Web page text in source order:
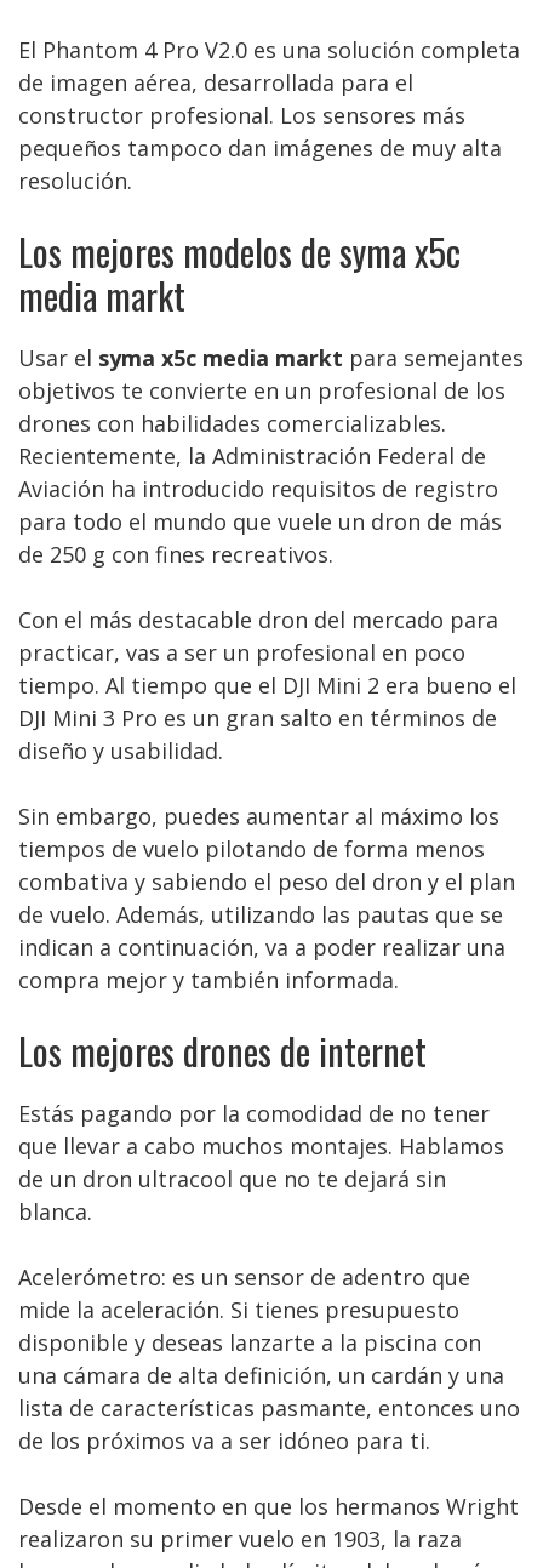
El Phantom 4 Pro V2.0 es una solución completa
de imagen aérea, desarrollada para el
constructor profesional. Los sensores más
pequeños tampoco dan imágenes de muy alta
resolución.
Los mejores modelos de syma x5c
media markt
Usar el syma x5c media markt para semejantes
objetivos te convierte en un profesional de los
drones con habilidades comercializables.
Recientemente, la Administración Federal de
Aviación ha introducido requisitos de registro
para todo el mundo que vuele un dron de más
de 250 g con fines recreativos.
Con el más destacable dron del mercado para
practicar, vas a ser un profesional en poco
tiempo. Al tiempo que el DJI Mini 2 era bueno el
DJI Mini 3 Pro es un gran salto en términos de
diseño y usabilidad.
Sin embargo, puedes aumentar al máximo los
tiempos de vuelo pilotando de forma menos
combativa y sabiendo el peso del dron y el plan
de vuelo. Además, utilizando las pautas que se
indican a continuación, va a poder realizar una
compra mejor y también informada.
Los mejores drones de internet
Estás pagando por la comodidad de no tener
que llevar a cabo muchos montajes. Hablamos
de un dron ultracool que no te dejará sin
blanca.
Acelerómetro: es un sensor de adentro que
mide la aceleración. Si tienes presupuesto
disponible y deseas lanzarte a la piscina con
una cámara de alta definición, un cardán y una
lista de características pasmante, entonces uno
de los próximos va a ser idóneo para ti.
Desde el momento en que los hermanos Wright
realizaron su primer vuelo en 1903, la raza